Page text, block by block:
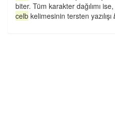
biter. Tüm karakter dağılımı
celb kelimesinin tersten yazılışı